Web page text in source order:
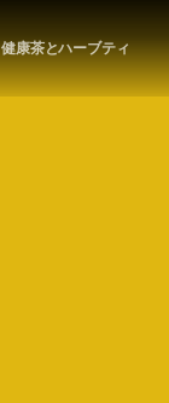
健康茶とハーブティ